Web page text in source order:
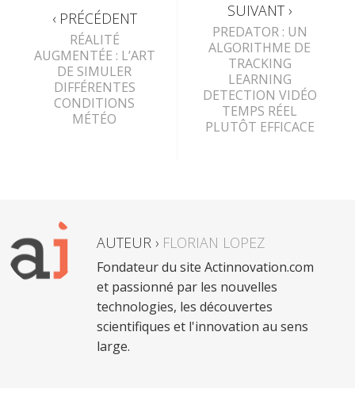
‹ PRÉCÉDENT
RÉALITÉ
AUGMENTÉE : L’ART
DE SIMULER
DIFFÉRENTES
CONDITIONS
MÉTÉO
SUIVANT ›
PREDATOR : UN
ALGORITHME DE
TRACKING
LEARNING
DETECTION VIDÉO
TEMPS RÉEL
PLUTÔT EFFICACE
AUTEUR › FLORIAN LOPEZ
Fondateur du site Actinnovation.com
et passionné par les nouvelles
technologies, les découvertes
scientifiques et l'innovation au sens
large.